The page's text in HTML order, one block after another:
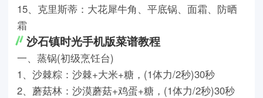
15、克里斯蒂：大花犀牛角、平底锅、面霜、防晒
霜
沙石镇时光手机版菜谱教程
一、蒸锅(初级烹饪台)
1、沙棘粽：沙棘+大米+糖，(1体力/2秒)30秒
2、蘑菇林：沙漠蘑菇+鸡蛋+糖，(1体力/2秒)30秒